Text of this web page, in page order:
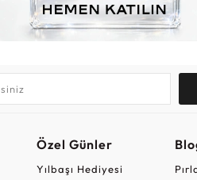
Özel Günler
Yılbaşı Hediyesi